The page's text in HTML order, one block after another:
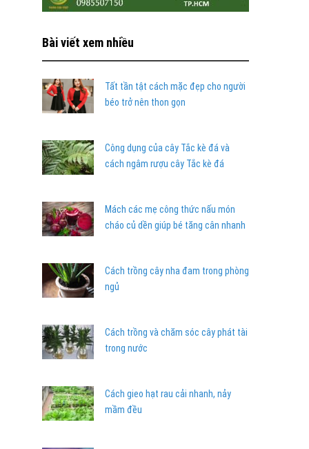
Bài viết xem nhiều
Tất tần tật cách mặc đẹp cho người
béo trở nên thon gọn
Công dụng của cây Tắc kè đá và
cách ngâm rượu cây Tắc kè đá
Mách các mẹ công thức nấu món
cháo củ dền giúp bé tăng cân nhanh
Cách trồng cây nha đam trong phòng
ngủ
Cách trồng và chăm sóc cây phát tài
trong nước
Cách gieo hạt rau cải nhanh, nảy
mầm đều